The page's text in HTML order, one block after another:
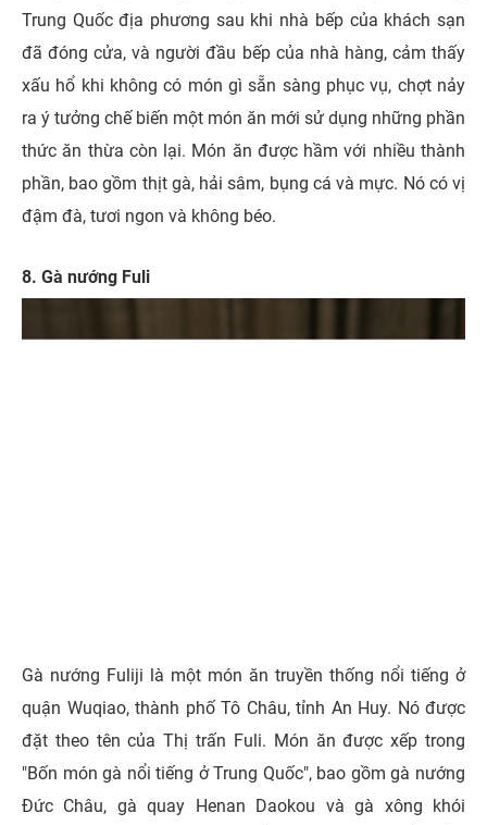
Trung Quốc địa phương sau khi nhà bếp của khách sạn
đã đóng cửa, và người đầu bếp của nhà hàng, cảm thấy
xấu hổ khi không có món gì sẵn sàng phục vụ, chợt nảy
ra ý tưởng chế biến một món ăn mới sử dụng những phần
thức ăn thừa còn lại. Món ăn được hầm với nhiều thành
phần, bao gồm thịt gà, hải sâm, bụng cá và mực. Nó có vị
đậm đà, tươi ngon và không béo.
8. Gà nướng Fuli
Gà nướng Fuliji là một món ăn truyền thống nổi tiếng ở
quận Wuqiao, thành phố Tô Châu, tỉnh An Huy. Nó được
đặt theo tên của Thị trấn Fuli. Món ăn được xếp trong
"Bốn món gà nổi tiếng ở Trung Quốc", bao gồm gà nướng
Đức Châu, gà quay Henan Daokou và gà xông khói